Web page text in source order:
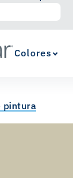
Colores
pintura